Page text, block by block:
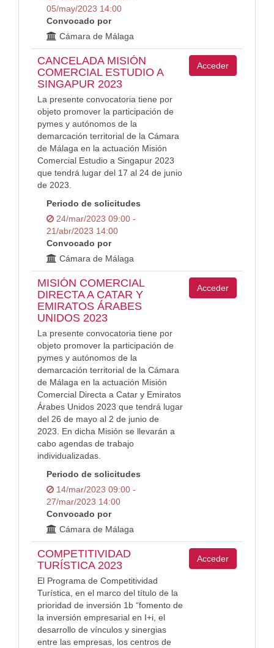
05/may/2023 14:00
Convocado por
Cámara de Málaga
CANCELADA MISIÓN
COMERCIAL ESTUDIO A
SINGAPUR 2023
La presente convocatoria tiene por
objeto promover la participación de
pymes y autónomos de la
demarcación territorial de la Cámara
de Málaga en la actuación Misión
Comercial Estudio a Singapur 2023
que tendrá lugar del 17 al 24 de junio
de 2023.
Periodo de solicitudes
24/mar/2023 09:00 -
21/abr/2023 14:00
Convocado por
Cámara de Málaga
Acceder
MISIÓN COMERCIAL
DIRECTA A CATAR Y
EMIRATOS ÁRABES
UNIDOS 2023
La presente convocatoria tiene por
objeto promover la participación de
pymes y autónomos de la
demarcación territorial de la Cámara
de Málaga en la actuación Misión
Comercial Directa a Catar y Emiratos
Árabes Unidos 2023 que tendrá lugar
del 26 de mayo al 2 de junio de
2023. En dicha Misión se llevarán a
cabo agendas de trabajo
individualizadas.
Periodo de solicitudes
14/mar/2023 09:00 -
27/mar/2023 14:00
Convocado por
Cámara de Málaga
Acceder
COMPETITIVIDAD
TURÍSTICA 2023
El Programa de Competitividad
Turística, en el marco del título de la
prioridad de inversión 1b “fomento de
la inversión empresarial en I+i, el
desarrollo de vínculos y sinergias
entre las empresas, los centros de
Acceder